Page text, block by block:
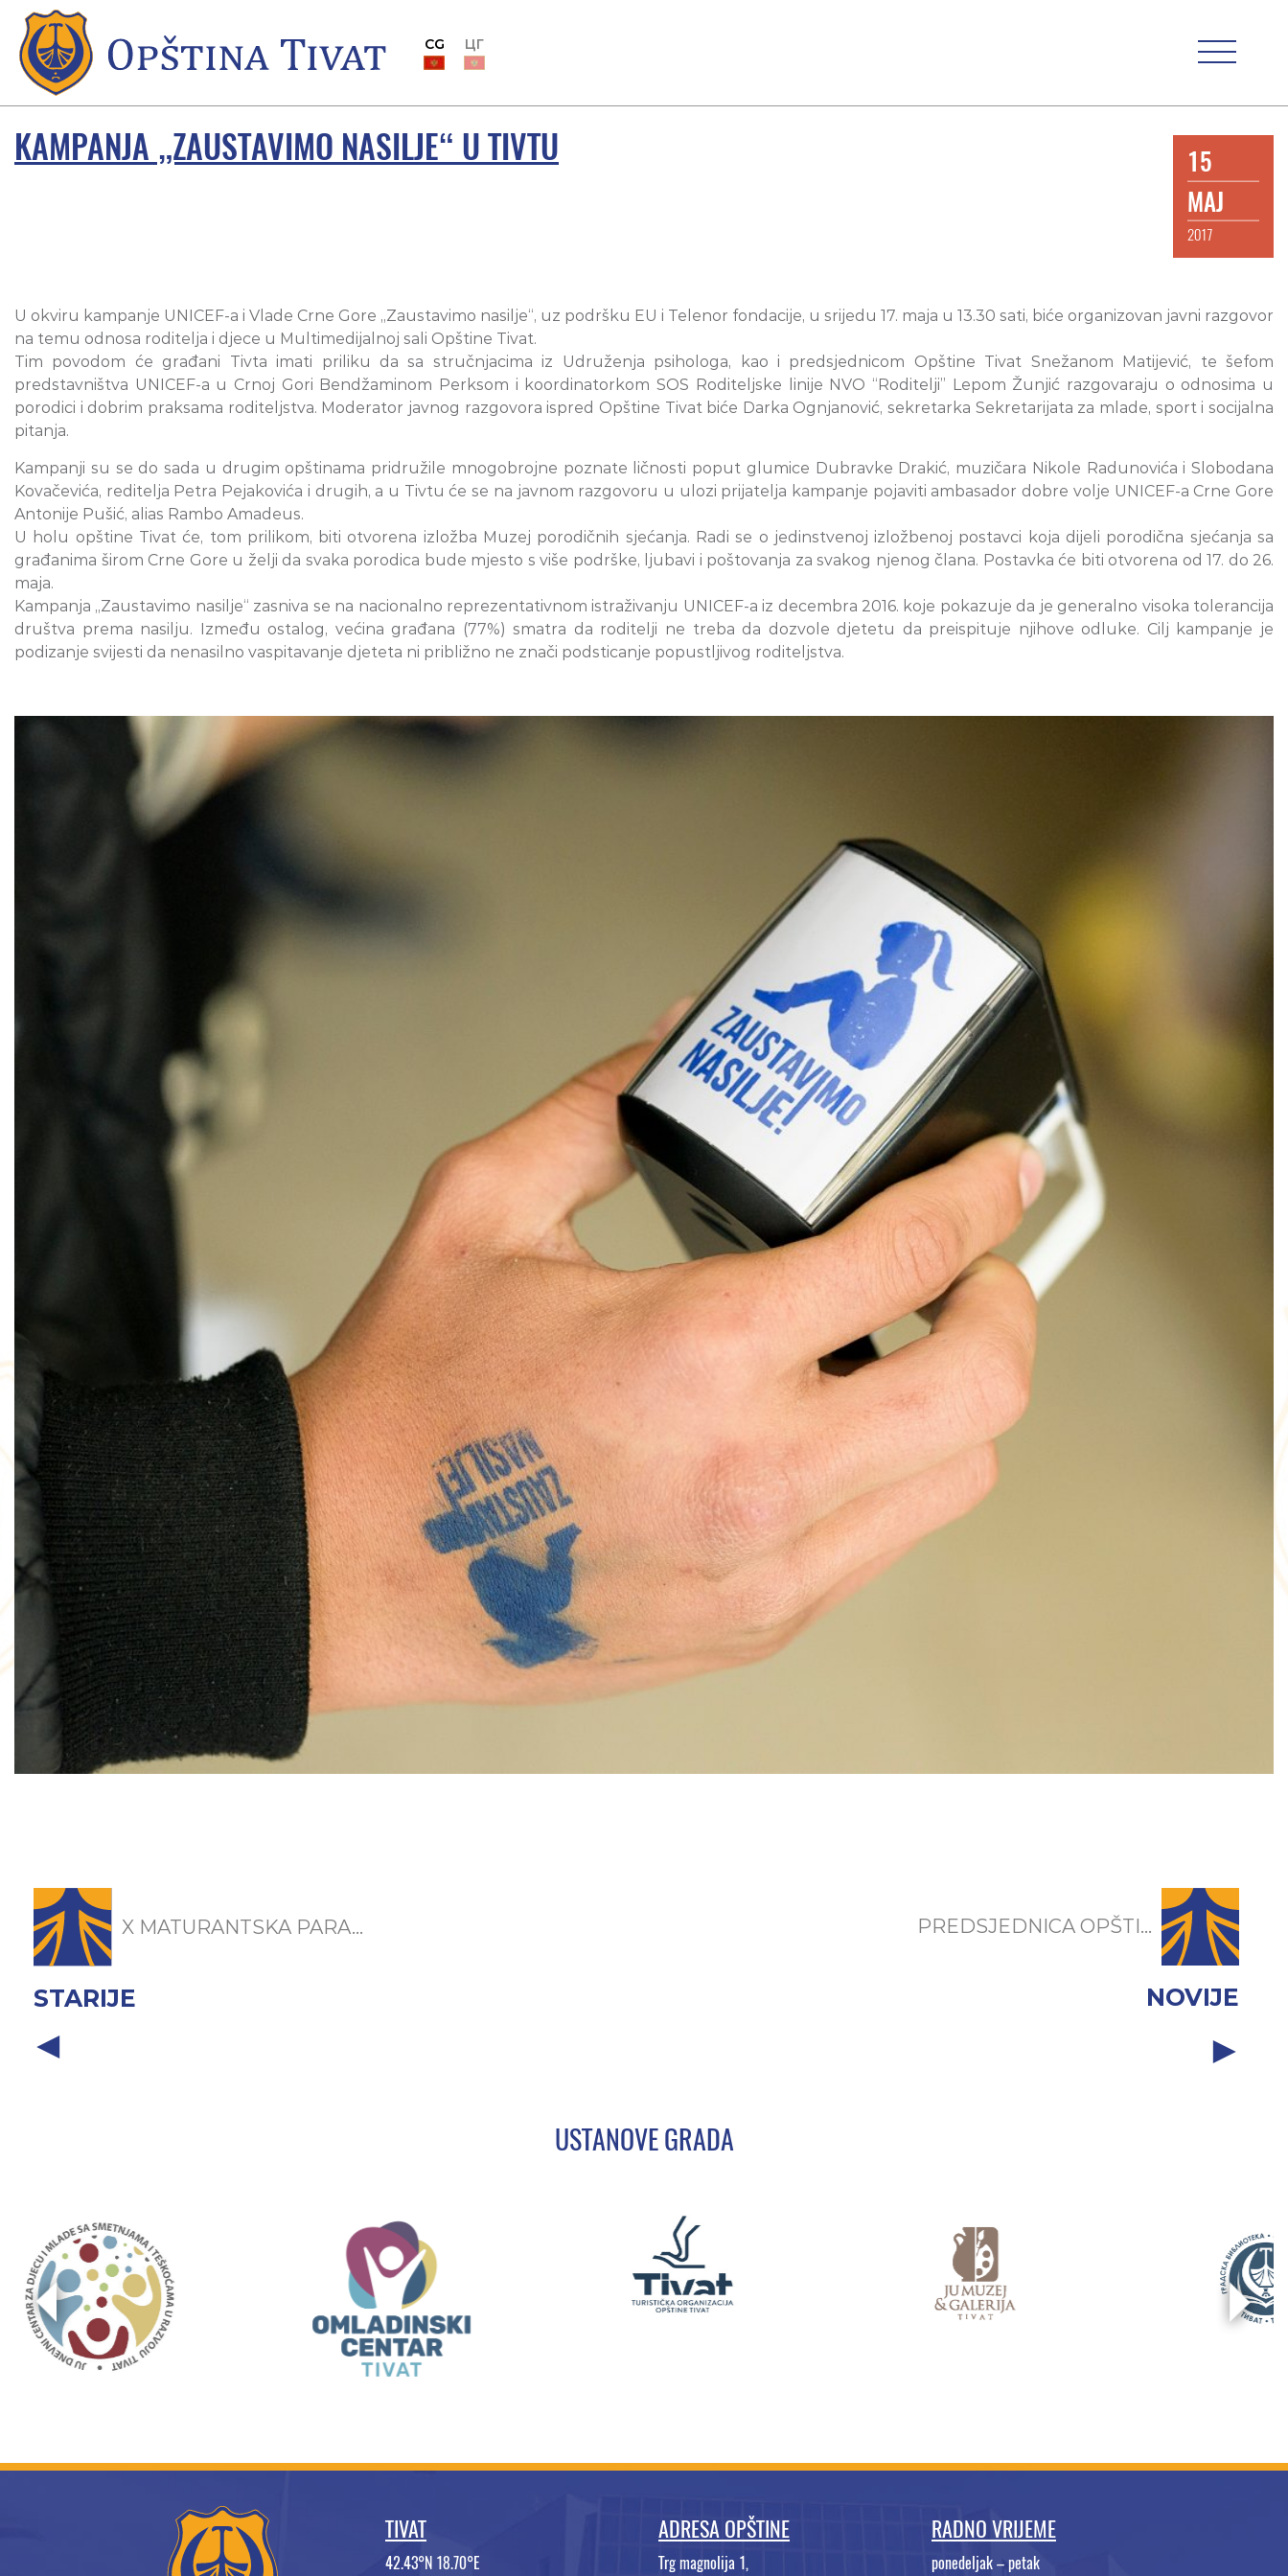
CG ЦГ
KAMPANJA „ZAUSTAVIMO NASILJE“ U TIVTU
15
MAJ
2017
U okviru kampanje UNICEF-a i Vlade Crne Gore „Zaustavimo nasilje“, uz podršku EU i Telenor fondacije, u srijedu 17. maja u 13.30 sati, biće organizovan javni razgovor
na temu odnosa roditelja i djece u Multimedijalnoj sali Opštine Tivat.
Tim povodom će građani Tivta imati priliku da sa stručnjacima iz Udruženja psihologa, kao i predsjednicom Opštine Tivat Snežanom Matijević, te šefom
predstavništva UNICEF-a u Crnoj Gori Bendžaminom Perksom i koordinatorkom SOS Roditeljske linije NVO “Roditelji” Lepom Žunjić razgovaraju o odnosima u
porodici i dobrim praksama roditeljstva. Moderator javnog razgovora ispred Opštine Tivat biće Darka Ognjanović, sekretarka Sekretarijata za mlade, sport i socijalna
pitanja.
Kampanji su se do sada u drugim opštinama pridružile mnogobrojne poznate ličnosti poput glumice Dubravke Drakić, muzičara Nikole Radunovića i Slobodana
Kovačevića, reditelja Petra Pejakovića i drugih, a u Tivtu će se na javnom razgovoru u ulozi prijatelja kampanje pojaviti ambasador dobre volje UNICEF-a Crne Gore
Antonije Pušić, alias Rambo Amadeus.
U holu opštine Tivat će, tom prilikom, biti otvorena izložba Muzej porodičnih sjećanja. Radi se o jedinstvenoj izložbenoj postavci koja dijeli porodična sjećanja sa
građanima širom Crne Gore u želji da svaka porodica bude mjesto s više podrške, ljubavi i poštovanja za svakog njenog člana. Postavka će biti otvorena od 17. do 26.
maja.
Kampanja „Zaustavimo nasilje“ zasniva se na nacionalno reprezentativnom istraživanju UNICEF-a iz decembra 2016. koje pokazuje da je generalno visoka tolerancija
društva prema nasilju. Između ostalog, većina građana (77%) smatra da roditelji ne treba da dozvole djetetu da preispituje njihove odluke. Cilj kampanje je
podizanje svijesti da nenasilno vaspitavanje djeteta ni približno ne znači podsticanje popustljivog roditeljstva.
X MATURANTSKA PARA...
STARIJE
PREDSJEDNICA OPŠTI...
NOVIJE
USTANOVE GRADA
TIVAT
42.43°N 18.70°E
ADRESA OPŠTINE
Trg magnolija 1,
RADNO VRIJEME
ponedeljak – petak